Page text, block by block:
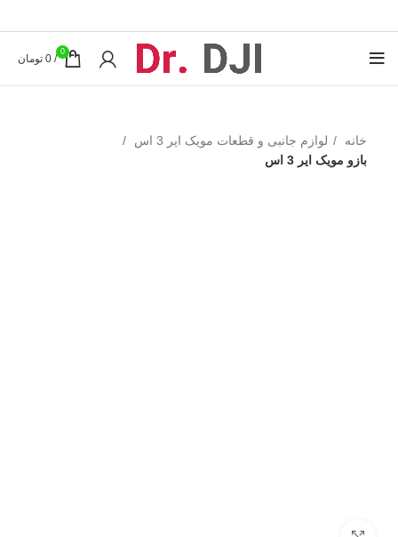
0
/
0 تومان
خانه
لوازم جانبی و قطعات مویک ایر 3 اس
بازو مویک ایر 3 اس